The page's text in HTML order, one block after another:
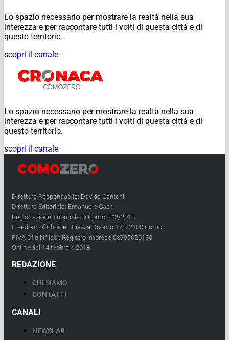
Lo spazio necessario per mostrare la realtà nella sua
interezza e per raccontare tutti i volti di questa città e di
questo territorio.
scopri il canale
Lo spazio necessario per mostrare la realtà nella sua
interezza e per raccontare tutti i volti di questa città e di
questo territorio.
scopri il canale
Direttore Responsabile: Davide Cantoni
Direttore Editoriale: Emanuele Caso
Registrazione Tribunale di Como: n°2/2018
Freedom of Choice - Piazza Duomo 17, 22100 Como
PIVA Cf e N° Iscr. Registro Imprese 03799020130
Online dal 14 febbraio 2018
REDAZIONE
CHI SIAMO
CONTATTI
CANALI
NEWSLAB